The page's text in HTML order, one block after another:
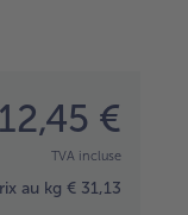
12,45 €
TVA incluse
au kg € 31,13